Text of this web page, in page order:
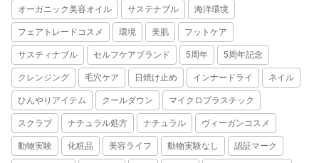
オーガニック美容オイル サステナブル 海洋環境
フェアトレードコスメ 環境 美肌 フットケア
サスティナブル セルフケアブランド 5周年 5周年記念
クレンジング 毛穴ケア 日焼け止め インナードライ ネイル
ひんやりアイテム クールダウン マイクロプラスチック
スクラブ ナチュラル処方 ナチュラル ヴィーガンコスメ
動物実験 化粧品 美容ライフ 動物実験なし 認証マーク